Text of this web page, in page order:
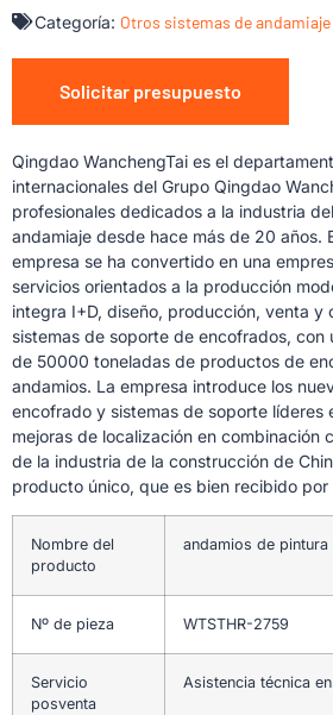
Categoría: Otros sistemas de andamiaje
Solicitar presupuesto
Qingdao WanchengTai es el
internacionales del Grupo Qingdao
profesionales dedicados a la industria
andamiaje desde hace más de 20 años.
empresa se ha convertido en una
servicios orientados a la producción
integra I+D, diseño, producción, venta y
sistemas de soporte de encofrados, con
de 50000 toneladas de productos de
andamios. La empresa introduce los
encofrado y sistemas de soporte líderes
mejoras de localización en combinación
de la industria de la construcción de
producto único, que es bien recibido por
Nombre del
producto
andamios de pintura
Nº de pieza WTSTHR-2759
Servicio
posventa
Asistencia técnica